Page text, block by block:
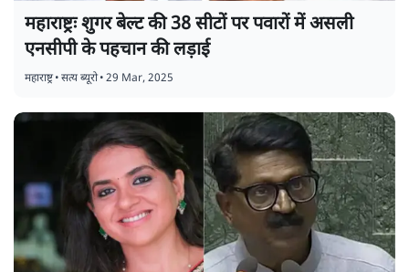
महाराष्ट्रः शुगर बेल्ट की 38 सीटों पर पवारों में असली
एनसीपी के पहचान की लड़ाई
महाराष्ट्र•सत्य ब्यूरो•29 Mar, 2025